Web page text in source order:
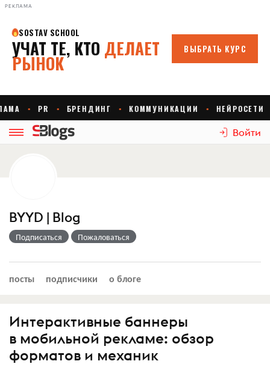
РЕКЛАМА
Войти
BYYD | Blog
Подписаться Пожаловаться
посты подписчики о блоге
Интерактивные баннеры
в мобильной рекламе: обзор
форматов и механик